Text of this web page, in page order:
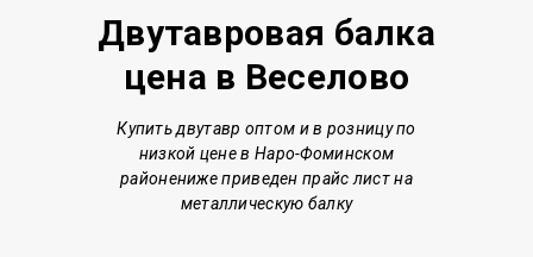
Двутавровая балка
цена в Веселово
Купить двутавр оптом и в розницу по
низкой ценев Наро-Фоминском
районениже приведен прайс лист на
металлическую балку